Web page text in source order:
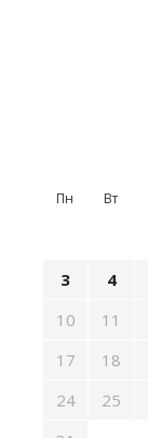
Пн Вт
3
4
10
11
17
18
24
25